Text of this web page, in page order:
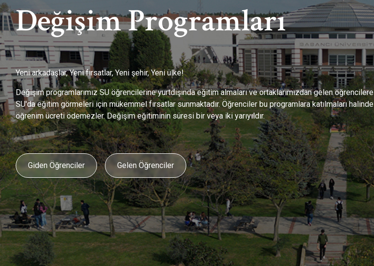
Değişim Programları
Yeni arkadaşlar, Yeni fırsatlar, Yeni şehir, Yeni ülke!
Değişim programlarımız SU öğrencilerine yurtdışında eğitim almaları ve ortaklarımızdan gelen öğrencilere
SU'da eğitim görmeleri için mükemmel fırsatlar sunmaktadır. Öğrenciler bu programlara katılmaları halinde
öğrenim ücreti ödemezler. Değişim eğitiminin süresi bir veya iki yarıyıldır.
Giden Öğrenciler Gelen Öğrenciler